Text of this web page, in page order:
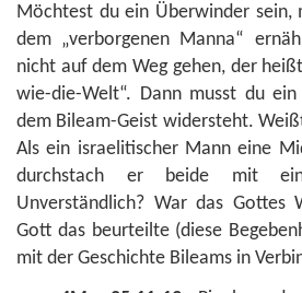
Möchtest du ein Überwinder sein,
dem „verborgenen Manna“
nicht auf dem Weg gehen, der
wie-die-Welt“. Dann musst du
dem Bileam-Geist widersteht.
Als ein israelitischer Mann eine
durchstach er beide mit
Unverständlich? War das Gottes
Gott das beurteilte (diese
mit der Geschichte Bileams in